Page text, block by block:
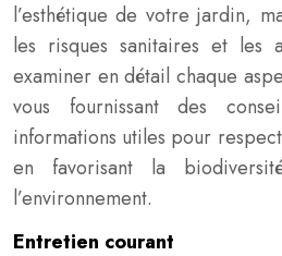
l’esthétique de votre jardin,
les risques sanitaires et les
examiner en détail chaque
vous fournissant des
informations utiles pour
en favorisant la
l’environnement.
Entretien courant